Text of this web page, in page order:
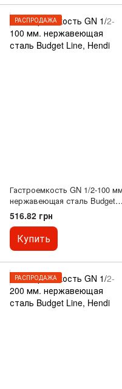
РАСПРОДАЖА
Гастроемкость GN 1/2-100
нержавеющая сталь Budget
Line, Hendi
516.82 грн
Купить
РАСПРОДАЖА